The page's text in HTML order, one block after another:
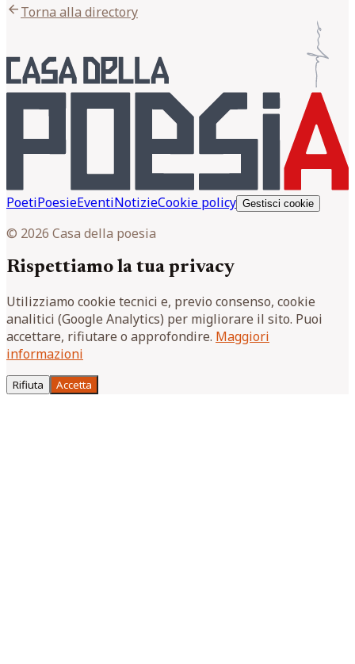
arrow_backTorna alla directory
PoetiPoesieEventiNotizieCookie policy Gestisci cookie
© 2026 Casa della poesia
Rispettiamo la tua privacy
Utilizziamo cookie tecnici e, previo consenso, cookie
analitici (Google Analytics) per migliorare il sito. Puoi
accettare, rifiutare o approfondire. Maggiori
informazioni
Rifiuta Accetta